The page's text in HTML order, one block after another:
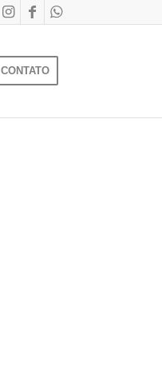
CONTATO